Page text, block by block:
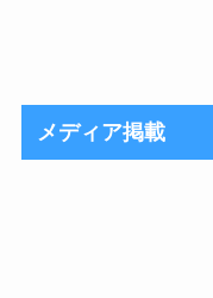
メディア掲載